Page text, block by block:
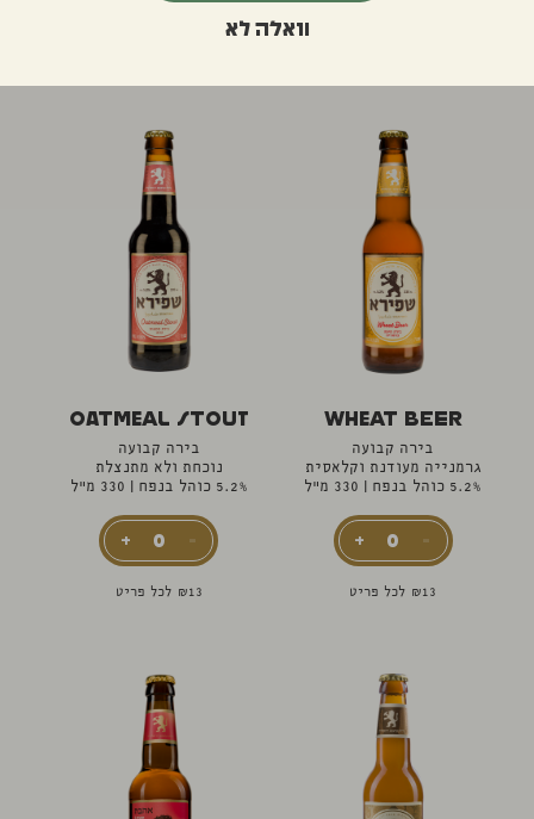
Wheat Beer
בירה קבועה
גרמנייה מעודנת וקלאסית
5.2% כוהל בנפח
330 מ"ל
₪ 13 לכל פריט
Oatmeal Stout
בירה קבועה
נוכחת ולא מתנצלת
5.2% כוהל בנפח
330 מ"ל
₪ 13 לכל פריט
וואלה לא